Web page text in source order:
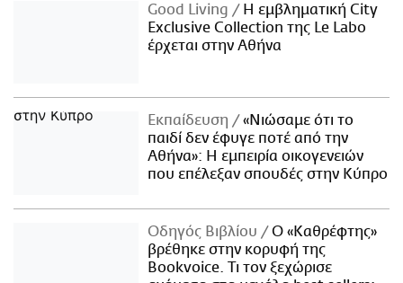
Good Living
Η εμβληματική City
Exclusive Collection της Le Labo
έρχεται στην Αθήνα
Εκπαίδευση
«Νιώσαμε ότι το
παιδί δεν έφυγε ποτέ από την
Αθήνα»: Η εμπειρία οικογενειών
που επέλεξαν σπουδές στην Κύπρο
Οδηγός Βιβλίου
Ο «Καθρέφτης»
βρέθηκε στην κορυφή της
Bookvoice. Τι τον ξεχώρισε